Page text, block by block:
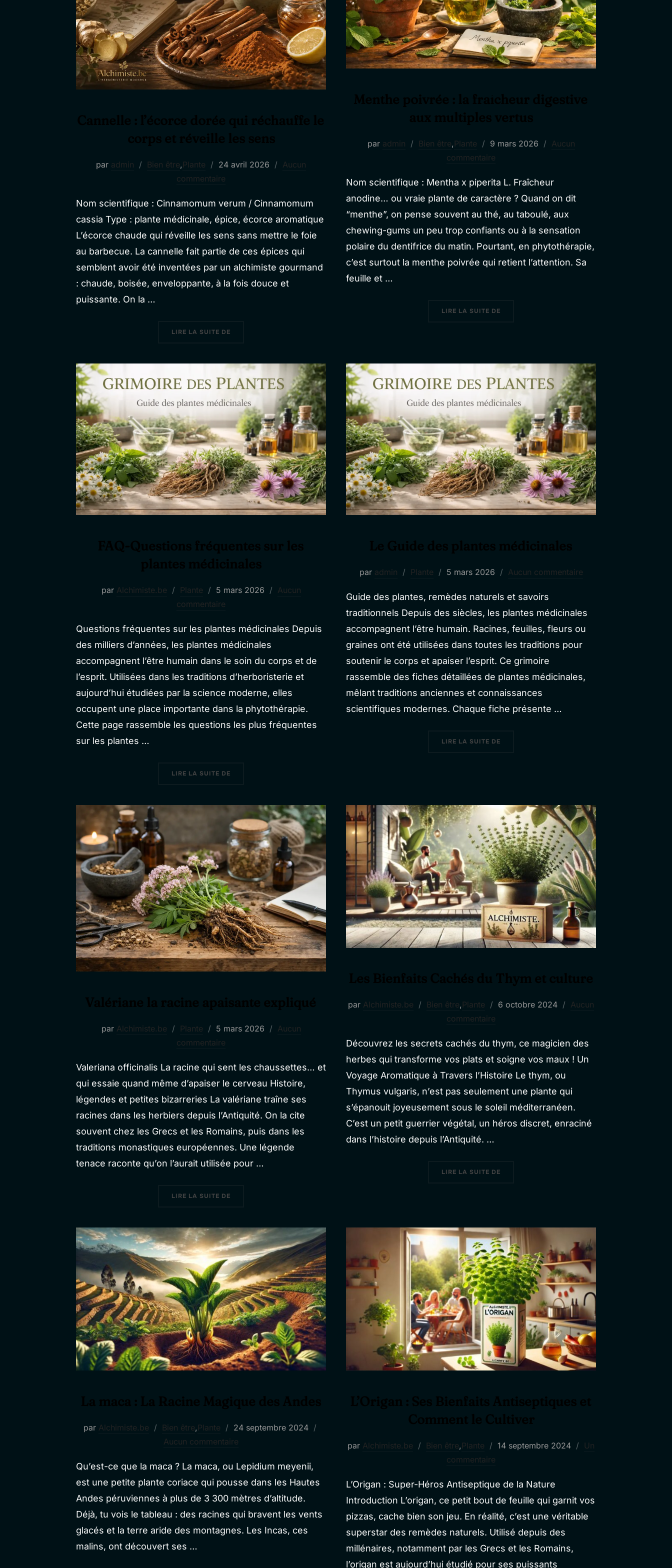
par admin Bien être, Plante
Publié
le
24 avril 2026
Aucun
commentaire
Nom scientifique : Cinnamomum verum / Cinnamomum
cassia Type : plante médicinale, épice, écorce aromatique
L’écorce chaude qui réveille les sens sans mettre le foie
au barbecue. La cannelle fait partie de ces épices qui
semblent avoir été inventées par un alchimiste gourmand
: chaude, boisée, enveloppante, à la fois douce et
puissante. On la …
LIRE LA SUITE DE
par admin Bien être, Plante
Publié
le
9 mars 2026
Aucun
commentaire
Nom scientifique : Mentha x piperita L. Fraîcheur
anodine… ou vraie plante de caractère ? Quand on dit
“menthe”, on pense souvent au thé, au taboulé, aux
chewing-gums un peu trop confiants ou à la sensation
polaire du dentifrice du matin. Pourtant, en phytothérapie,
c’est surtout la menthe poivrée qui retient l’attention. Sa
feuille et …
LIRE LA SUITE DE
par Alchimiste.be Plante
Publié
le
5 mars 2026
Aucun
commentaire
Questions fréquentes sur les plantes médicinales Depuis
des milliers d’années, les plantes médicinales
accompagnent l’être humain dans le soin du corps et de
l’esprit. Utilisées dans les traditions d’herboristerie et
aujourd’hui étudiées par la science moderne, elles
occupent une place importante dans la phytothérapie.
Cette page rassemble les questions les plus fréquentes
sur les plantes …
LIRE LA SUITE DE
par admin Plante
Publié
5 mars 2026 Aucun commentaire
Guide des plantes, remèdes naturels et savoirs
traditionnels Depuis des siècles, les plantes médicinales
accompagnent l’être humain. Racines, feuilles, fleurs ou
graines ont été utilisées dans toutes les traditions pour
soutenir le corps et apaiser l’esprit. Ce grimoire
rassemble des fiches détaillées de plantes médicinales,
mêlant traditions anciennes et connaissances
scientifiques modernes. Chaque fiche présente …
LIRE LA SUITE DE
par Alchimiste.be Plante
Publié
le
5 mars 2026
Aucun
commentaire
Valeriana officinalis La racine qui sent les chaussettes… et
qui essaie quand même d’apaiser le cerveau Histoire,
légendes et petites bizarreries La valériane traîne ses
racines dans les herbiers depuis l’Antiquité. On la cite
souvent chez les Grecs et les Romains, puis dans les
traditions monastiques européennes. Une légende
tenace raconte qu’on l’aurait utilisée pour …
LIRE LA SUITE DE
par Alchimiste.be Bien être, Plante
Publié
6 octobre 2024
Aucun
commentaire
Découvrez les secrets cachés du thym, ce magicien des
herbes qui transforme vos plats et soigne vos maux ! Un
Voyage Aromatique à Travers l’Histoire Le thym, ou
Thymus vulgaris, n’est pas seulement une plante qui
s’épanouit joyeusement sous le soleil méditerranéen.
C’est un petit guerrier végétal, un héros discret, enraciné
dans l’histoire depuis l’Antiquité. …
LIRE LA SUITE DE
par Alchimiste.be Bien être, Plante
Publié
le
24 septembre 2024
Aucun commentaire
Qu’est-ce que la maca ? La maca, ou Lepidium meyenii,
est une petite plante coriace qui pousse dans les Hautes
Andes péruviennes à plus de 3 300 mètres d’altitude.
Déjà, tu vois le tableau : des racines qui bravent les vents
glacés et la terre aride des montagnes. Les Incas, ces
malins, ont découvert ses …
par Alchimiste.be Bien être, Plante
Publié
14 septembre 2024
Un
commentaire
L’Origan : Super-Héros Antiseptique de la Nature
Introduction L’origan, ce petit bout de feuille qui garnit vos
pizzas, cache bien son jeu. En réalité, c’est une véritable
superstar des remèdes naturels. Utilisé depuis des
millénaires, notamment par les Grecs et les Romains,
l’origan est aujourd’hui étudié pour ses puissants